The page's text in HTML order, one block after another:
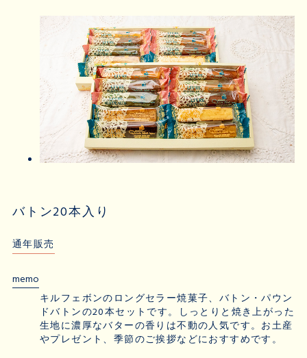
バトン20本入り
通年販売
memo
キルフェボンのロングセラー焼菓子、バトン・パウン
ドバトンの20本セットです。しっとりと焼き上がった
生地に濃厚なバターの香りは不動の人気です。お土産
やプレゼント、季節のご挨拶などにおすすめです。